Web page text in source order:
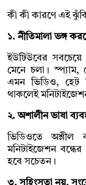
কী কী কারণে এই
১. নীতিমালা ভঙ্গ
ইউটিউবের সবচেয়ে
মেনে চলা।
এমন ভিডিও, হেট
থাকলেই
২. অশালীন ভাষা
ভিডিওতে অশ্লীল
মনিটাইজেশন
হবে সচেতন।
৩. সহিংসতা নয়,